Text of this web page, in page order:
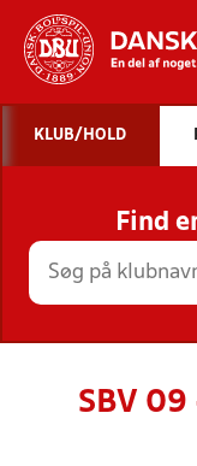
KLUB/HOLD
Find
SBV 09